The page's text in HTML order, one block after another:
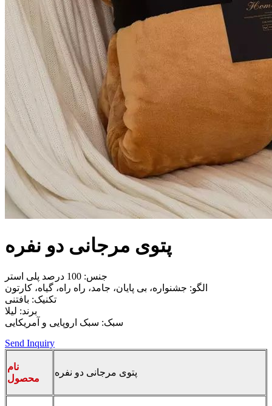
پتوی مرجانی دو نفره
جنس: 100 درصد پلی استر
الگو: جشنواره، بی پایان، جامد، راه راه، گیاه، کارتون
تکنیک: بافتنی
برند: لیلا
سبک: سبک اروپایی و آمریکایی
Send Inquiry
نام
محصول
پتوی مرجانی دو نفره